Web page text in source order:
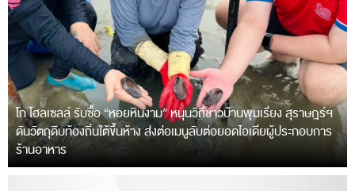
โก โฮลเซลล์ รับซื้อ “หอยหินงาม” หนุนวิถีชาวบ้านพุมเรียง สุราษฎร์ฯ
ดันวัตถุดิบท้องถิ่นใต้ขึ้นห้าง ส่งต่อเมนูลับต่อยอดไอเดียผู้ประกอบการ
ร้านอาหาร